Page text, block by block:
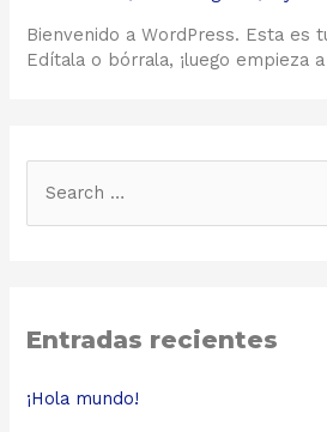
Bienvenido a WordPress. Esta es
Edítala o bórrala, ¡luego empieza
h
Entradas recientes
¡Hola mundo!